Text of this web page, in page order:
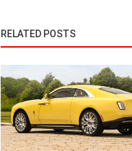
RELATED POSTS